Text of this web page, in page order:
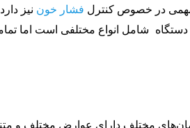
در خصوص کنترل فشار خون نیز
شامل انواع مختلفی است اما
درمان‌های مختلف دارای عوارض مختلف